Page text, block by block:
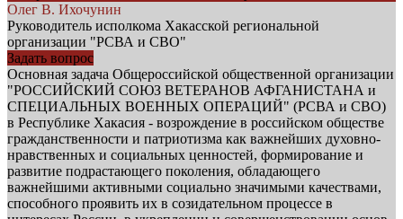
Олег В. Ихочунин
Руководитель исполкома Хакасской региональной
организации "РСВА и СВО"
Задать вопрос
Основная задача Общероссийской общественной организации
"РОССИЙСКИЙ СОЮЗ ВЕТЕРАНОВ АФГАНИСТАНА и
СПЕЦИАЛЬНЫХ ВОЕННЫХ ОПЕРАЦИЙ" (РСВА и СВО)
в Республике Хакасия - возрождение в российском обществе
гражданственности и патриотизма как важнейших духовно-
нравственных и социальных ценностей, формирование и
развитие подрастающего поколения, обладающего
важнейшими активными социально значимыми качествами,
способного проявить их в созидательном процессе в